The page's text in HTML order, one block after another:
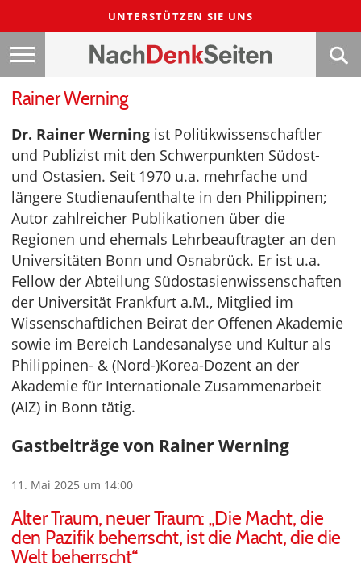
UNTERSTÜTZEN SIE UNS
Rainer Werning
Dr. Rainer Werning ist Politikwissenschaftler
und Publizist mit den Schwerpunkten Südost-
und Ostasien. Seit 1970 u.a. mehrfache und
längere Studienaufenthalte in den Philippinen;
Autor zahlreicher Publikationen über die
Regionen und ehemals Lehrbeauftragter an den
Universitäten Bonn und Osnabrück. Er ist u.a.
Fellow der Abteilung Südostasienwissenschaften
der Universität Frankfurt a.M., Mitglied im
Wissenschaftlichen Beirat der Offenen Akademie
sowie im Bereich Landesanalyse und Kultur als
Philippinen- & (Nord-)Korea-Dozent an der
Akademie für Internationale Zusammenarbeit
(AIZ) in Bonn tätig.
Gastbeiträge von Rainer Werning
11. Mai 2025 um 14:00
Alter Traum, neuer Traum: „Die Macht, die
den Pazifik beherrscht, ist die Macht, die die
Welt beherrscht“